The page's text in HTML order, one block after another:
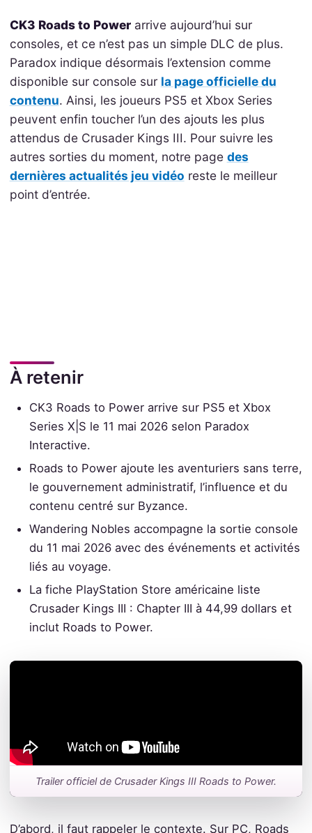
CK3 Roads to Powerarrive aujourd’hui sur
consoles, et ce n’est pas un simple DLC de plus.
Paradox indique désormais l’extension comme
disponible sur console sur la page officielle du
contenu. Ainsi, les joueurs PS5 et Xbox Series
peuvent enfin toucher l’un des ajouts les plus
attendus de Crusader Kings III. Pour suivre les
autres sorties du moment, notre page des
dernières actualités jeu vidéo reste le meilleur
point d’entrée.
À retenir
CK3 Roads to Power arrive sur PS5 et Xbox
Series X|S le 11 mai 2026 selon Paradox
Interactive.
Roads to Power ajoute les aventuriers sans terre,
le gouvernement administratif, l’influence et du
contenu centré sur Byzance.
Wandering Nobles accompagne la sortie console
du 11 mai 2026 avec des événements et activités
liés au voyage.
La fiche PlayStation Store américaine liste
Crusader Kings III : Chapter III à 44,99 dollars et
inclut Roads to Power.
Trailer officiel de Crusader Kings III Roads to Power.
D’abord, il faut rappeler le contexte. Sur PC, Roads